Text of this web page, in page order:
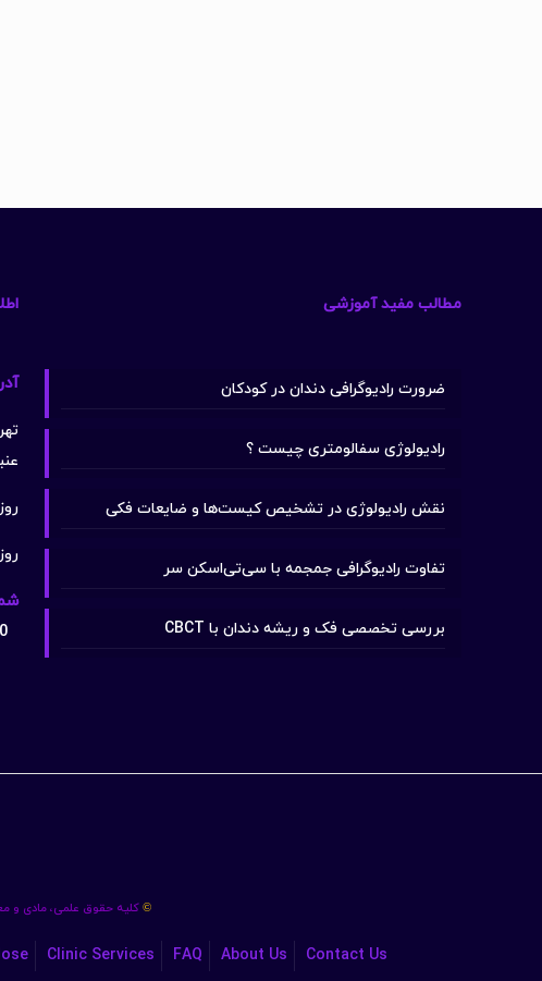
مطالب مفید آموزشی
ضرورت رادیوگرافی دندان در کودکان
رادیولوژی سفالومتری چیست ؟
نقش رادیولوژی در تشخیص کیست‌ها و ضایعات فکی
تفاوت رادیوگرافی جمجمه با سی‌تی‌اسکن سر
بررسی تخصصی فک و ریشه دندان با CBCT
© کلیه حقوق علمی، مادی و
Contact Us
About Us
FAQ
Clinic Services